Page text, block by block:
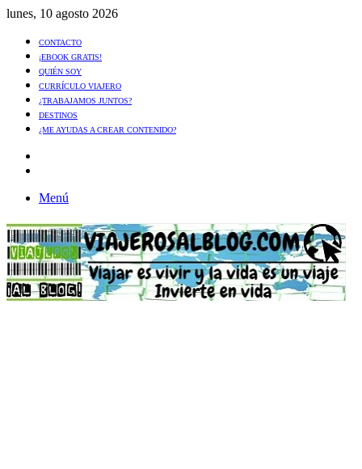
lunes, 10 agosto 2026
CONTACTO
¡EBOOK GRATIS!
QUIÉN SOY
CURRÍCULO VIAJERO
¿TRABAJAMOS JUNTOS?
DESTINOS
¿ME AYUDAS A CREAR CONTENIDO?
Menú